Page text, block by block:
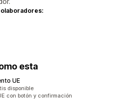
esta
UE
disponible
con botón y confirmación